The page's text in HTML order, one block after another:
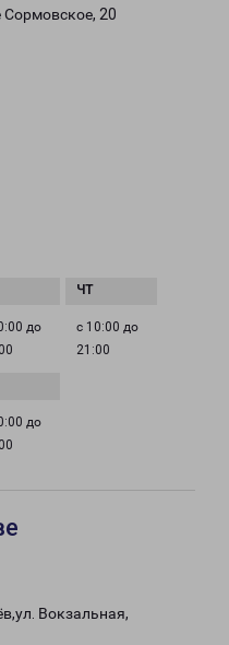
20
до
с 10:00 до
21:00
до
Вокзальная,